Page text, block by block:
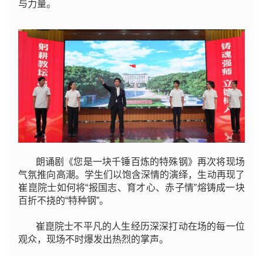
与力量。
朗诵剧《您是一块千锤百炼的特殊钢》再次将现场
气氛推向高潮。学生们以饱含深情的演绎，生动再现了
崔崑院士如何将“报国志、育才心、赤子情”熔铸成一块
百折不挠的“特种钢”。
崔崑院士不平凡的人生经历深深打动在场的每一位
观众，现场不时爆发出热烈的掌声。